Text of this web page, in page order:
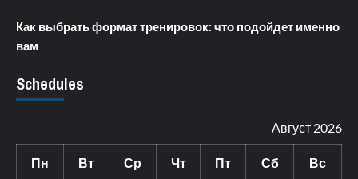
Как выбрать формат тренировок: что подойдет именно
вам
Schedules
Август 2026
Пн Вт Ср Чт Пт Сб Вс